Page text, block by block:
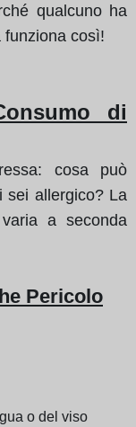
qualcuno ha
funziona così!
di
cosa può
sei allergico? La
a seconda
Pericolo
o del viso